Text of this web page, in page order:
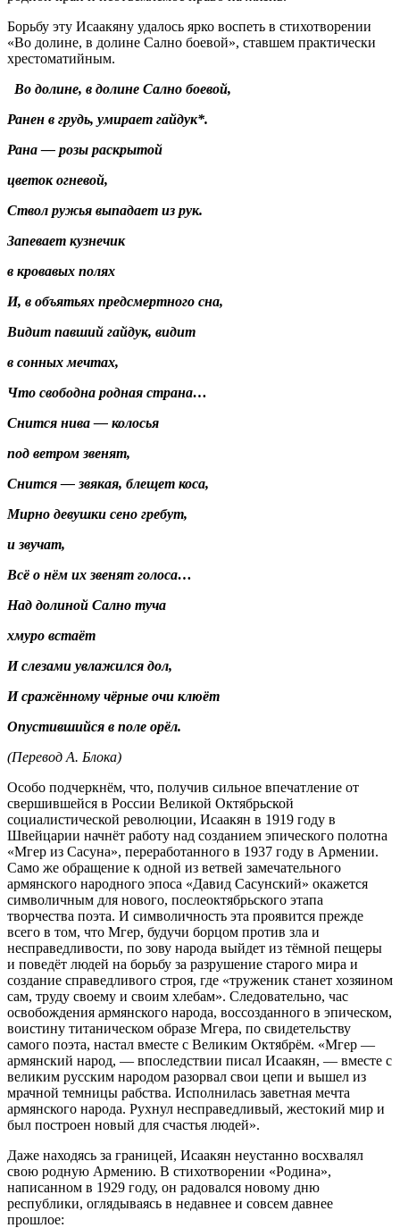
Борьбу эту Исаакяну удалось ярко воспеть в стихотворении
«Во долине, в долине Сално боевой», ставшем практически
хрестоматийным.
Во долине, в долине Сално боевой,
Ранен в грудь, умирает гайдук*.
Рана — розы раскрытой
цветок огневой,
Ствол ружья выпадает из рук.
Запевает кузнечик
в кровавых полях
И, в объятьях предсмертного сна,
Видит павший гайдук, видит
в сонных мечтах,
Что свободна родная страна…
Снится нива — колосья
под ветром звенят,
Снится — звякая, блещет коса,
Мирно девушки сено гребут,
и звучат,
Всё о нём их звенят голоса…
Над долиной Сално туча
хмуро встаёт
И слезами увлажился дол,
И сражённому чёрные очи клюёт
Опустившийся в поле орёл.
(Перевод А. Блока)
Особо подчеркнём, что, получив сильное впечатление от
свершившейся в России Великой Октябрьской
социалистической революции, Исаакян в 1919 году в
Швейцарии начнёт работу над созданием эпического полотна
«Мгер из Сасуна», переработанного в 1937 году в Армении.
Само же обращение к одной из ветвей замечательного
армянского народного эпоса «Давид Сасунский» окажется
символичным для нового, послеоктябрьского этапа
творчества поэта. И символичность эта проявится прежде
всего в том, что Мгер, будучи борцом против зла и
несправедливости, по зову народа выйдет из тёмной пещеры
и поведёт людей на борьбу за разрушение старого мира и
создание справедливого строя, где «труженик станет хозяином
сам, труду своему и своим хлебам». Следовательно, час
освобождения армянского народа, воссозданного в эпическом,
воистину титаническом образе Мгера, по свидетельству
самого поэта, настал вместе с Великим Октябрём. «Мгер —
армянский народ, — впоследствии писал Исаакян, — вместе с
великим русским народом разорвал свои цепи и вышел из
мрачной темницы рабства. Исполнилась заветная мечта
армянского народа. Рухнул несправедливый, жестокий мир и
был построен новый для счастья людей».
Даже находясь за границей, Исаакян неустанно восхвалял
свою родную Армению. В стихотворении «Родина»,
написанном в 1929 году, он радовался новому дню
республики, оглядываясь в недавнее и совсем давнее
прошлое: